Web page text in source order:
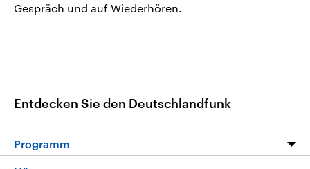
Gespräch und auf Wiederhören.
Entdecken Sie den Deutschlandfunk
Programm